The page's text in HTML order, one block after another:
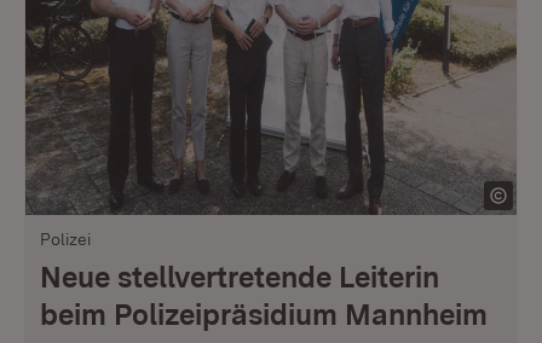
Polizei
Neue stellvertretende Leiterin
beim Polizeipräsidium Mannheim